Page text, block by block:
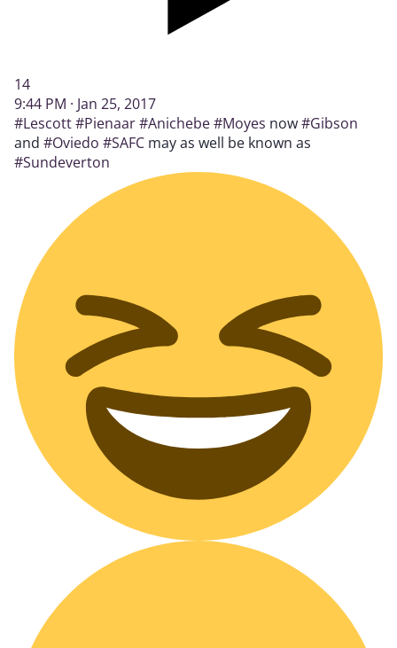
14
9:44 PM · Jan 25, 2017
#Lescott#Pienaar#Anichebe#Moyes now#Gibson
and #Oviedo #SAFC may as well be known as
#Sundeverton